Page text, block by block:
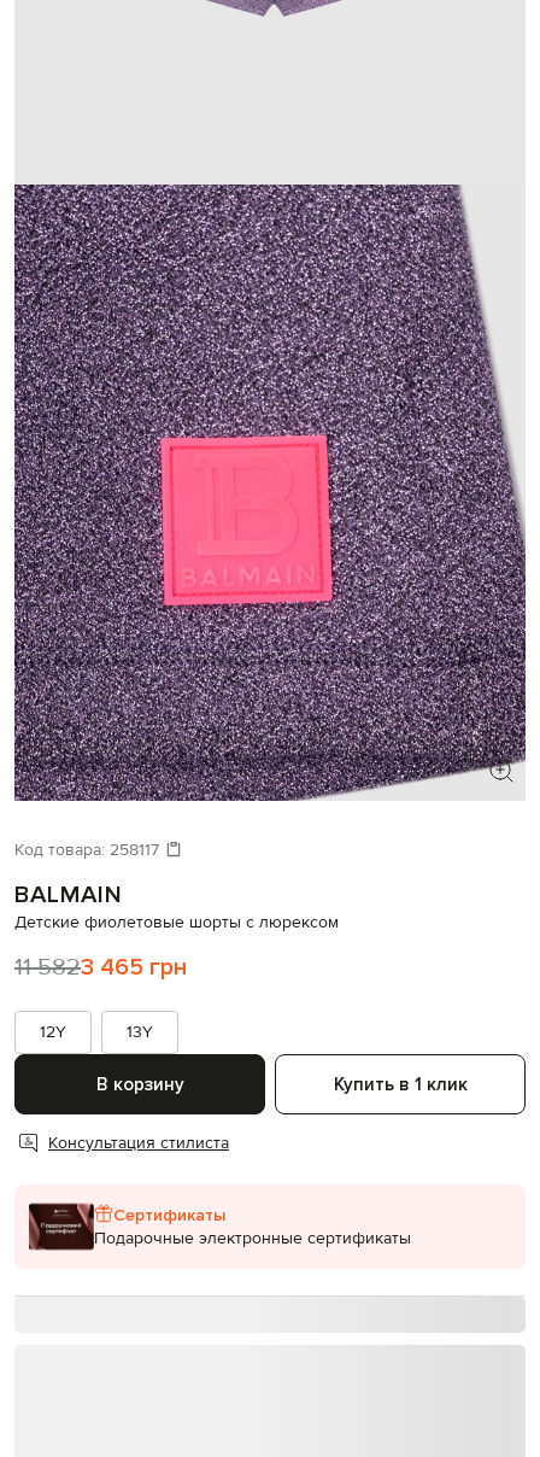
Код товара: 258117
BALMAIN
Детские фиолетовые шорты с люрексом
11 5823 465 грн
12Y 13Y
В корзину Купить в 1 клик
Консультация стилиста
Сертификаты
Подарочные электронные сертификаты